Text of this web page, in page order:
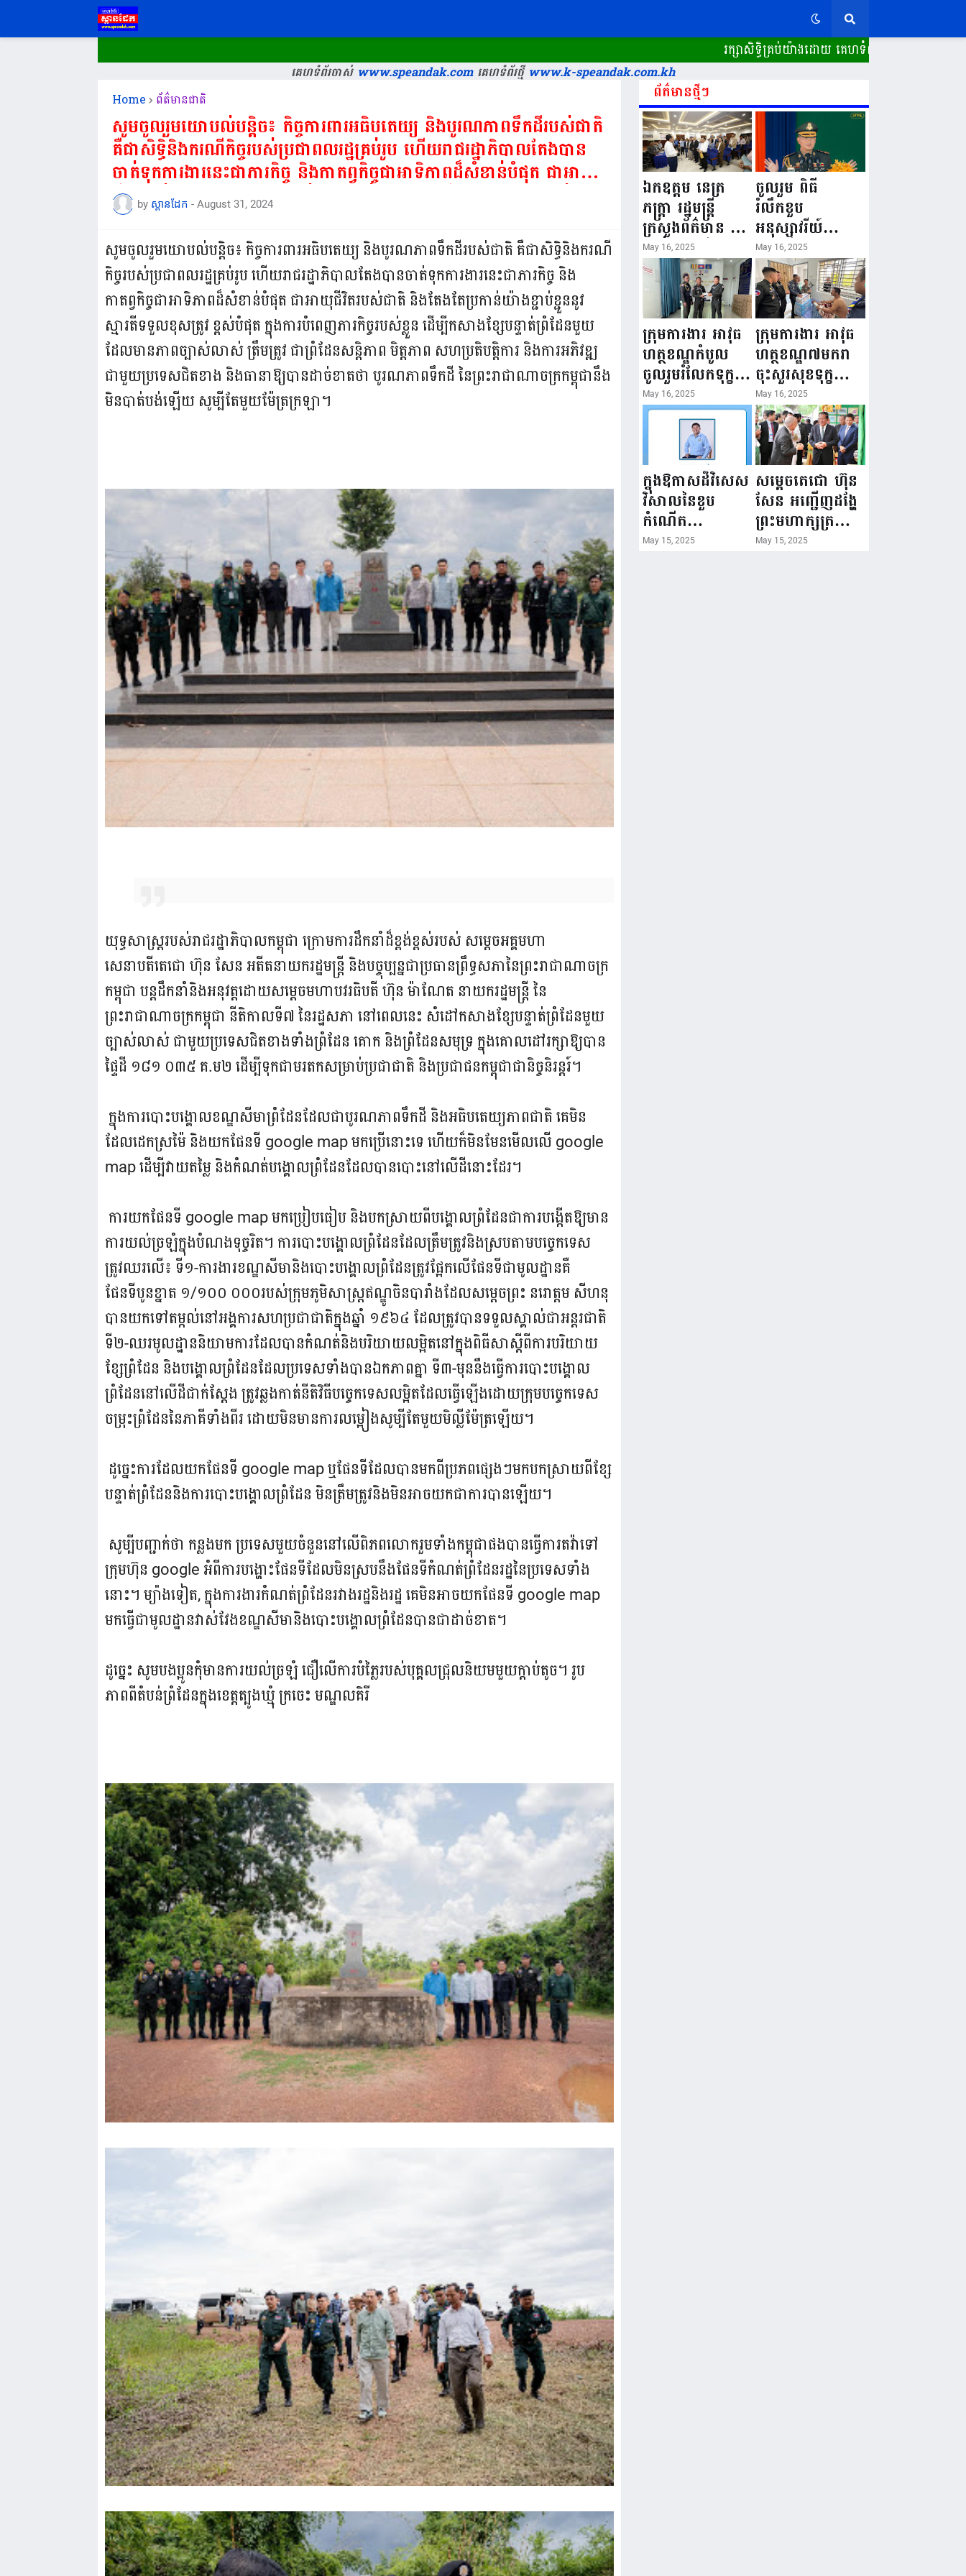
រក្សាសិទ្ធិគ្រប់យ៉ាងដោយ គេហទំព័រ ស្ពានដែក​
គេហទំព័រចាស់www.speandak.comគេហទំព័រថ្មីwww.k-speandak.com.kh
Home ព័ត៌មានជាតិ
សូមចូលរួមយោបល់បន្តិច៖ កិច្ចការពារអធិបតេយ្យ និងបូរណភាពទឹកដីរបស់ជាតិ
គឺជាសិទ្ធិនិងករណីកិច្ចរបស់ប្រជាពលរដ្ឋគ្រប់រូប ហើយរាជរដ្ឋាភិបាលតែងបាន
ចាត់ទុកការងារនេះជាភារកិច្ច និងកាតព្វកិច្ចជាអាទិភាពដ៏សំខាន់បំផុត ជាអាយុ
ជីវិតរបស់ជាតិ និងតែងតែប្រកាន់យ៉ាងខ្ជាប់ខ្ជួននូវស្មារតីទទួលខុសត្រូវ ខ្ពស់
បំផុត...
by ស្ពានដែក - August 31, 2024
សូមចូលរួមយោបល់បន្តិច៖ កិច្ចការពារអធិបតេយ្យ និងបូរណភាពទឹកដីរបស់ជាតិ គឺជាសិទ្ធិនិងករណី
កិច្ចរបស់ប្រជាពលរដ្ឋគ្រប់រូប ហើយរាជរដ្ឋាភិបាលតែងបានចាត់ទុកការងារនេះជាភារកិច្ច និង
កាតព្វកិច្ចជាអាទិភាពដ៏សំខាន់បំផុត ជាអាយុជីវិតរបស់ជាតិ និងតែងតែប្រកាន់យ៉ាងខ្ជាប់ខ្ជួននូវ
ស្មារតីទទួលខុសត្រូវ ខ្ពស់បំផុត ក្នុងការបំពេញភារកិច្ចរបស់ខ្លួន ដើម្បីកសាងខ្សែបន្ទាត់ព្រំដែនមួយ
ដែលមានភាពច្បាស់លាស់ ត្រឹមត្រូវ ជាព្រំដែនសន្តិភាព មិត្តភាព សហប្រតិបត្តិការ និងការអភិវឌ្ឍ
ជាមួយប្រទេសជិតខាង និងធានាឱ្យបានដាច់ខាតថា បូរណភាពទឹកដី នៃព្រះរាជាណាចក្រកម្ពុជានឹង
មិនបាត់បង់ឡើយ សូម្បីតែមួយម៉ែត្រក្រឡា។
យុទ្ធសាស្រ្តរបស់រាជរដ្ឋាភិបាលកម្ពុជា ក្រោមការដឹកនាំដ៏ខ្ពង់ខ្ពស់របស់ សម្តេចអគ្គមហា
សេនាបតីតេជោ ហ៊ុន សែន អតីតនាយករដ្ឋមន្រ្តី និងបច្ចុប្បន្នជាប្រធានព្រឹទ្ធសភានៃព្រះរាជាណាចក្រ
កម្ពុជា បន្តដឹកនាំនិងអនុវត្តដោយសម្តេចមហាបវរធិបតី ហ៊ុន ម៉ាណែត នាយករដ្ឋមន្ត្រី នៃ
ព្រះរាជាណាចក្រកម្ពុជា នីតិកាលទី៧ នៃរដ្ឋសភា នៅពេលនេះ សំដៅកសាងខ្សែបន្ទាត់ព្រំដែនមួយ
ច្បាស់លាស់ ជាមួយប្រទេសជិតខាងទាំងព្រំដែន គោក និងព្រំដែនសមុទ្រ ក្នុងគោលដៅរក្សាឱ្យបាន
ផ្ទៃដី ១៨១ ០៣៥ គ.ម២ ដើម្បីទុកជាមរតកសម្រាប់ប្រជាជាតិ និងប្រជាជនកម្ពុជាជានិច្ចនិរន្តរ៍។
ក្នុងការបោះបង្គោលខណ្ឌសីមាព្រំដែនដែលជាបូរណភាពទឹកដី និងអធិបតេយ្យភាពជាតិ គេមិន
ដែលដេកស្រម៉ៃ និងយកផែនទី​ google map មកប្រើនោះទេ ហើយក៏មិនមែនមើលលើ​ google
map ដើម្បីវាយតម្លៃ និងកំណត់បង្គោលព្រំដែនដែលបានបោះនៅលើដីនោះដែរ។
ការយកផែនទី google map មកប្រៀបធៀប និងបកស្រាយពីបង្គោលព្រំដែនជាការបង្កើតឱ្យមាន
ការយល់ច្រឡំក្នុងបំណងទុច្ចរិត។ ការបោះបង្គោលព្រំដែនដែលត្រឹមត្រូវនិងស្របតាមបច្ចេកទេស
ត្រូវឈរលើ៖ ទី១-ការងារខណ្ឌសីមានិងបោះបង្គោលព្រំដែន​ត្រូវផ្អែកលើផែនទីជាមូលដ្ឋានគឺ
ផែនទីបូនខ្នាត ១/១០០ ០០០​​របស់ក្រុមភូមិសាស្ត្រឥណ្ឌូចិនបារាំងដែលសម្តេចព្រះ នរោត្តម​ សីហនុ​
បានយកទៅតម្កល់នៅអង្គការសហប្រជាជាតិក្នុងឆ្នាំ ១៩៦៤ ដែលត្រូវបានទទួលស្គាល់ជាអន្តរជាតិ
ទី២-ឈរមូលដ្ឋាននិយាមការដែលបានកំណត់និងបរិយាយលម្អិតនៅក្នុងពិធីសាស្តីពីការបរិយាយ
ខ្សែព្រំដែន និងបង្គោលព្រំដែនដែលប្រទេសទាំងបានឯកភាពគ្នា ទី៣-មុននឹងធ្វើការបោះបង្គោល
ព្រំដែននៅលើដីជាក់ស្តែង ត្រូវឆ្លងកាត់នីតិវិធីបច្ចេកទេសលម្អិតដែលធ្វើឡើងដោយក្រុមបច្ចេកទេស
ចម្រុះព្រំដែននៃភាគីទាំងពីរ ដោយមិនមានការលម្អៀងសូម្បីតែមួយមិល្លីម៉ែត្រឡើយ។
ដូច្នេះការដែលយកផែនទី​ google map ឬផែនទីដែលបានមកពីប្រភពផ្សេងៗមកបកស្រាយពីខ្សែ
បន្ទាត់ព្រំដែននិងការបោះបង្គោលព្រំដែន មិនត្រឹមត្រូវនិងមិនអាចយកជាការបានឡើយ។
សូម្បីបញ្ជាក់ថា កន្លងមក ប្រទេសមួយចំនួននៅលើពិភពលោករួមទាំងកម្ពុជាផងបានធ្វើការតវ៉ាទៅ
ក្រុមហ៊ុន google អំពីការបង្ហោះផែនទីដែលមិនស្របនឹងផែនទីកំណត់ព្រំដែនរដ្ឋនៃប្រទេសទាំង
នោះ។ ម្យ៉ាងទៀត, ក្នុងការងារកំណត់ព្រំដែនរវាងរដ្ឋនិងរដ្ឋ គេមិនអាចយកផែនទី google map
មកធ្វើជាមូលដ្ឋានវាស់វែងខណ្ឌសីមានិងបោះបង្គោលព្រំដែនបានជាដាច់ខាត។
ដូច្នេះ សូមបងប្អូនកុំមានការយល់ច្រឡំ ជឿលើការបំភ្លៃរបស់បុគ្គលជ្រុលនិយមមួយក្តាប់តូច។ រូប
ភាពពីតំបន់ព្រំដែនក្នុងខេត្តត្បូងឃ្មុំ ក្រចេះ មណ្ឌលគិរី
ព័ត៌មានថ្មីៗ
ឯកឧត្តម នេត្រ
ភក្ត្រា រដ្ឋមន្ត្រី
ក្រសួងព័ត៌មាន នៅ
រសៀលថ្ងៃទី១៦ ខែ
ឧសភា
ឆ្នាំ២០២៥នេះ
បានអញ្ជើញចុះធ្វើ
ជំរឿនថ្នាក់ដឹកនាំ
មន្ត្រីរាជការស៉ីវិល
នៃក្រសួងព័ត៌មាន...
May 16, 2025
ចូលរួម ពិធី
រំលឹកខួប
អនុស្សាវរីយ៍
លើកទី៨០ ថ្ងៃ
កំណើតនគរបាល
ជាតិកម្ពុជា “១៦
ឧសភា ១៩៤៥ ~
១៦ ឧសភា
២០២៥”...
May 16, 2025
ក្រុមការងារ អាវុធ
ហត្ថខណ្ឌកំបូល
ចូលរួមរំលែកទុក្ខ
ដល់គ្រួសារ
សមាជិក ដែល
ឪពុកក្មេករបស់
លោកទទួលមរណៈ
ភាព!
May 16, 2025
ក្រុមការងារ អាវុធ
ហត្ថខណ្ឌ៧មករា
ចុះសួរសុខទុក្ខ
សមាជិក ដែលជួប
គ្រោះថ្នាក់
ចរាចរណ៍ កំពុង
សម្រាកព្យាបាល
នៅមន្ទីរពេទ្យ!
May 16, 2025
ក្នុងឱកាសដ៏វិសេស
វិសាលនៃខួប
កំណើត
គម្រប់ខួប៤៤
May 15, 2025
សម្តេចតេជោ ហ៊ុន
សែន អញ្ជើញដង្ហែ
ព្រះមហាក្សត្រ
យាងទតការតាំង
May 15, 2025